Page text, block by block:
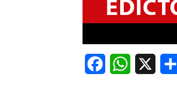
FacebookWhatsApp